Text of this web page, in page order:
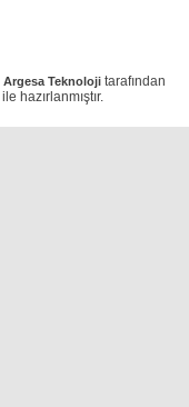
Argesa Teknoloji tarafından
ile hazırlanmıştır.